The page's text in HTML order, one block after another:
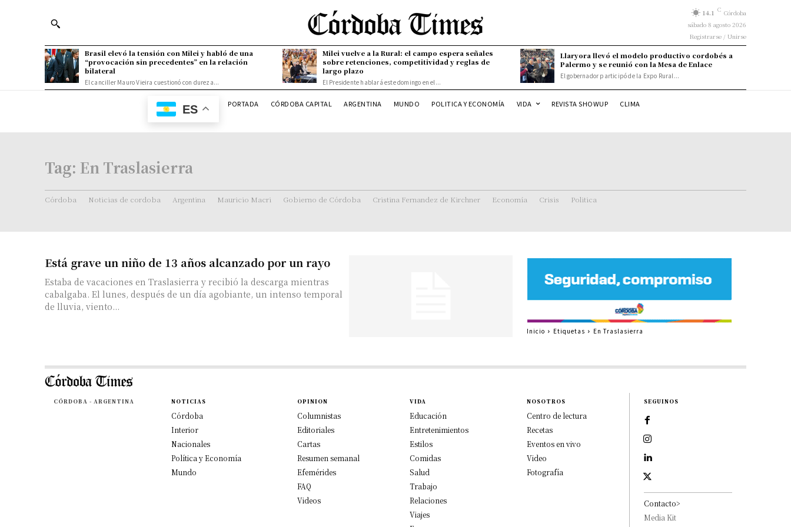
14.1 C Córdoba
sábado 8 agosto 2026
Registrarse / Unirse
Brasil elevó la tensión con Milei y habló de una
“provocación sin precedentes” en la relación
bilateral
El canciller Mauro Vieira cuestionó con dureza...
Milei vuelve a la Rural: el campo espera señales
sobre retenciones, competitividad y reglas de
largo plazo
El Presidente hablará este domingo en el...
Llaryora llevó el modelo productivo cordobés a
Palermo y se reunió con la Mesa de Enlace
El gobernador participó de la Expo Rural...
ES PORTADA CÓRDOBA CAPITAL ARGENTINA MUNDO POLITICA Y ECONOMÍA VIDA REVISTA SHOWUP CLIMA
Tag: En Traslasierra
Córdoba Noticias de cordoba Argentina Mauricio Macri Gobierno de Córdoba Cristina Fernandez de Kirchner Economía Crisis Politica
Está grave un niño de 13 años alcanzado por un rayo
Estaba de vacaciones en Traslasierra y recibió la descarga mientras
cabalgaba. El lunes, después de un día agobiante, un intenso temporal
de lluvia, viento...
Inicio Etiquetas En Traslasierra
CÓRDOBA - ARGENTINA NOTICIAS
Córdoba
Interior
Nacionales
Política y Economía
Mundo
OPINION
Columnistas
Editoriales
Cartas
Resumen semanal
Efemérides
FAQ
Videos
VIDA
Educación
Entretenimientos
Estilos
Comidas
Salud
Trabajo
Relaciones
Viajes
NOSOTROS
Centro de lectura
Recetas
Eventos en vivo
Video
Fotografía
SEGUINOS
Contacto>
Media Kit